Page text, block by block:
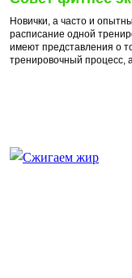
Новички, а часто и
расписание одной
имеют представления о
тренировочный процесс,